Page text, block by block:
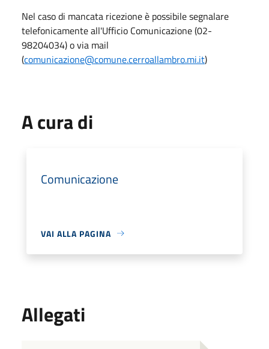
Nel caso di mancata ricezione è possibile segnalare
telefonicamente all'Ufficio Comunicazione (02-
98204034) o via mail
(comunicazione@comune.cerroallambro.mi.it)
A cura di
Comunicazione
VAI ALLA PAGINA
Allegati